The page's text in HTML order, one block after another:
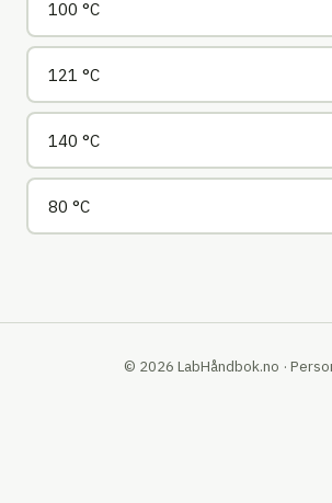
100 °C
121 °C
140 °C
80 °C
© 2026 LabHåndbok.no ·